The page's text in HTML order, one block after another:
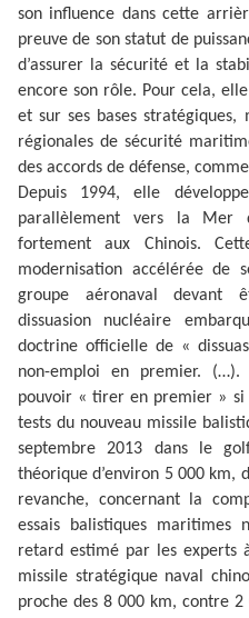
son influence dans cette
preuve de son statut de
d’assurer la sécurité et la
encore son rôle. Pour cela,
et sur ses bases stratégiques,
régionales de sécurité
des accords de défense,
Depuis 1994, elle
parallèlement vers la Mer
fortement aux Chinois.
modernisation accélérée de
groupe aéronaval devant
dissuasion nucléaire
doctrine officielle de «
non-emploi en premier.
pouvoir « tirer en premier » si
tests du nouveau missile
septembre 2013 dans le
théorique d’environ 5 000 km,
revanche, concernant la
essais balistiques
retard estimé par les experts
missile stratégique naval
proche des 8 000 km, contre